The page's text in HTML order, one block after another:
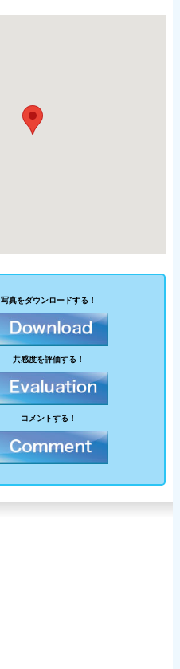
写真をダウンロードする！
共感度を評価する！
コメントする！